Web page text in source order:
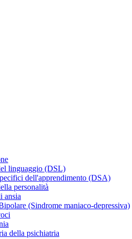
linguaggio (DSL)
dell'apprendimento (DSA)
personalità
ansia
(Sindrome maniaco-depressiva)
della psichiatria